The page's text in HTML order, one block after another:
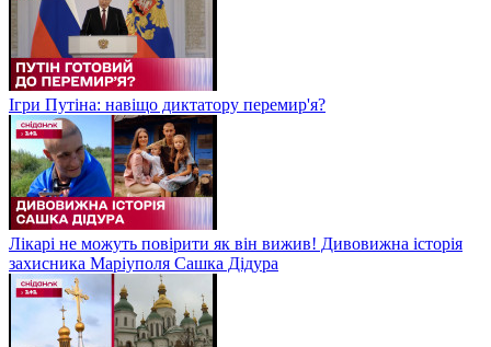
Ігри Путіна: навіщо диктатору перемир'я?
Лікарі не можуть повірити як він вижив! Дивовижна історія
захисника Маріуполя Сашка Дідура